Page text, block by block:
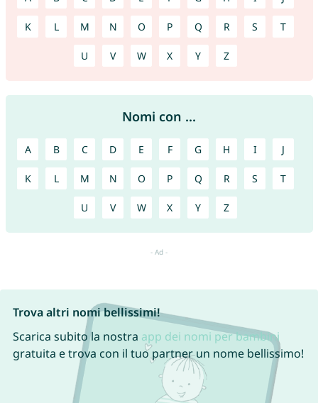
K L M N O P Q R S T
U V W X Y Z
Nomi con ...
A B C D E F G H I J
K L M N O P Q R S T
U V W X Y Z
Trova altri nomi bellissimi!
Scarica subito la nostra app dei nomi per bambini
gratuita e trova con il tuo partner un nome bellissimo!